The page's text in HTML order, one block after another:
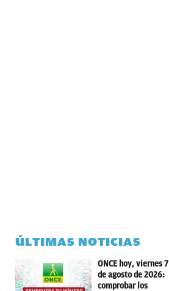
ÚLTIMAS NOTICIAS
ONCE hoy, viernes 7
de agosto de 2026:
comprobar los